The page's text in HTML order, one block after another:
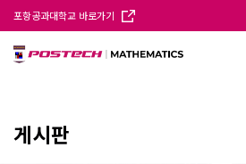
포항공과대학교 바로가기
게시판